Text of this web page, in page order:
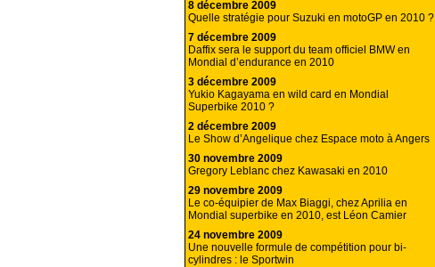
8 décembre 2009
Quelle stratégie pour Suzuki en motoGP en 2010 ?
7 décembre 2009
Daffix sera le support du team officiel BMW en
Mondial d’endurance en 2010
3 décembre 2009
Yukio Kagayama en wild card en Mondial
Superbike 2010 ?
2 décembre 2009
Le Show d’Angelique chez Espace moto à Angers
30 novembre 2009
Gregory Leblanc chez Kawasaki en 2010
29 novembre 2009
Le co-équipier de Max Biaggi, chez Aprilia en
Mondial superbike en 2010, est Léon Camier
24 novembre 2009
Une nouvelle formule de compétition pour bi-
cylindres : le Sportwin